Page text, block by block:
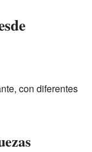
con diferentes